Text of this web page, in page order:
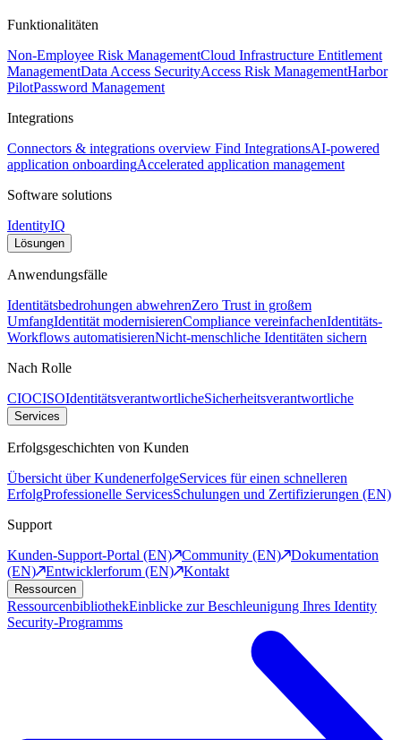
Funktionalitäten
Non-Employee Risk ManagementCloud Infrastructure Entitlement
ManagementData Access SecurityAccess Risk ManagementHarbor
PilotPassword Management
Integrations
Connectors & integrations overview Find IntegrationsAI-powered
application onboardingAccelerated application management
Software solutions
IdentityIQ
Lösungen
Anwendungsfälle
Identitätsbedrohungen abwehrenZero Trust in großem
UmfangIdentität modernisierenCompliance vereinfachenIdentitäts-
Workflows automatisierenNicht-menschliche Identitäten sichern
Nach Rolle
CIOCISOIdentitätsverantwortlicheSicherheitsverantwortliche
Services
Erfolgsgeschichten von Kunden
Übersicht über KundenerfolgeServices für einen schnelleren
ErfolgProfessionelle ServicesSchulungen und Zertifizierungen (EN)
Support
Kunden-Support-Portal (EN)
Community (EN)
Dokumentation
(EN)
Entwicklerforum (EN) Kontakt
Ressourcen
RessourcenbibliothekEinblicke zur Beschleunigung Ihres Identity
Security-Programms